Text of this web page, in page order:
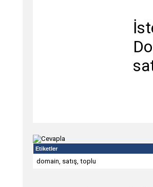
Etiketler
domain, satış, toplu